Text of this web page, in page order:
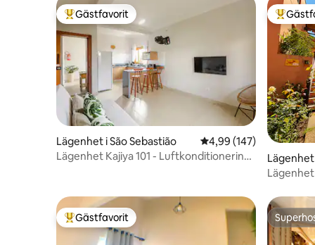
Populär gästfavorit
Gästfavorit
Lägenhet i São Sebastião 4,99 av 5 i
4,99 (147)
Lägenhet Kajiya 101 - Luftkonditionering
Populär
Lägenhet
Populär gästfavorit
Gästfavorit